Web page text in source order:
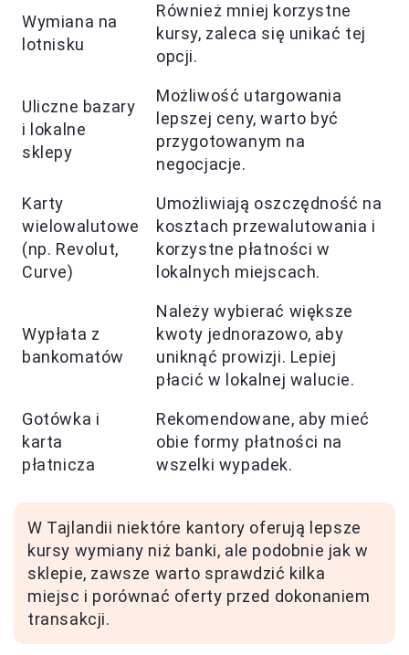
Wymiana na
lotnisku
Również mniej korzystne
kursy, zaleca się unikać tej
opcji.
Uliczne bazary
i lokalne
sklepy
Możliwość utargowania
lepszej ceny, warto być
przygotowanym na
negocjacje.
Karty
wielowalutowe
(np. Revolut,
Curve)
Umożliwiają oszczędność na
kosztach przewalutowania i
korzystne płatności w
lokalnych miejscach.
Wypłata z
bankomatów
Należy wybierać większe
kwoty jednorazowo, aby
uniknąć prowizji. Lepiej
płacić w lokalnej walucie.
Gotówka i
karta
płatnicza
Rekomendowane, aby mieć
obie formy płatności na
wszelki wypadek.
W Tajlandii niektóre kantory oferują lepsze
kursy wymiany niż banki, ale podobnie jak w
sklepie, zawsze warto sprawdzić kilka
miejsc i porównać oferty przed dokonaniem
transakcji.